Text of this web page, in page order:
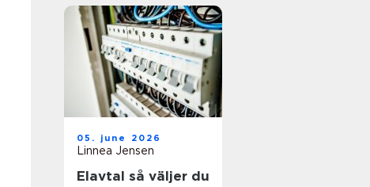
05. june 2026
Linnea Jensen
Elavtal så väljer du